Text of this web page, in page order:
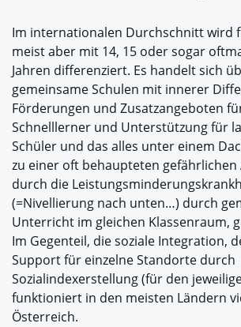
Im internationalen Durchschnitt wird
meist aber mit 14, 15 oder sogar
Jahren differenziert. Es handelt sich
gemeinsame Schulen mit innerer
Förderungen und Zusatzangeboten
Schnelllerner und Unterstützung für
Schüler und das alles unter einem
zu einer oft behaupteten gefährlichen
durch die
(=Nivellierung nach unten…) durch
Unterricht im gleichen Klassenraum,
Im Gegenteil, die soziale Integration,
Support für einzelne Standorte durch
Sozialindexerstellung (für den
funktioniert in den meisten Ländern
Österreich.